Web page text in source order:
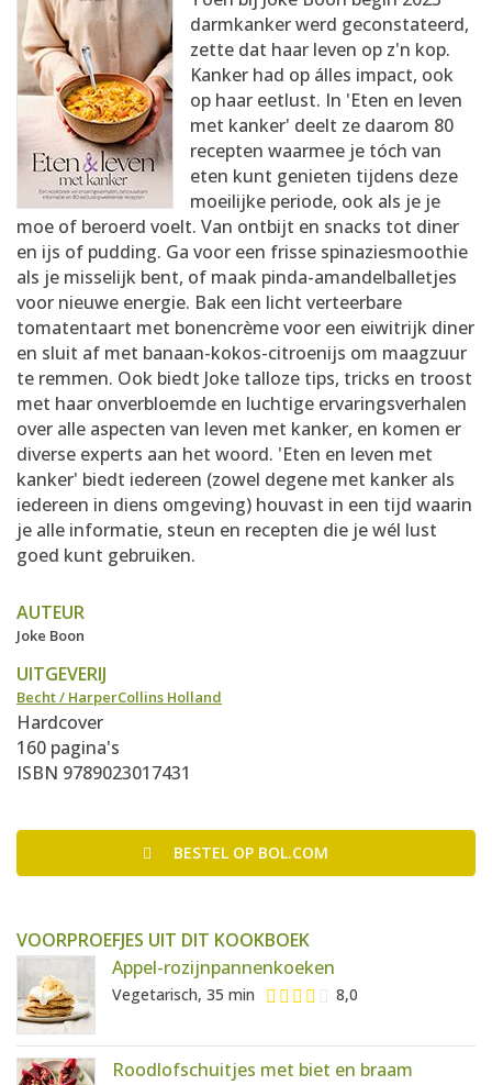
AANMELDEN
RECEPTEN
WEEKMENU'S
KOOKBOEKEN
darmkanker werd geconstateerd,
zette dat haar leven op z'n kop.
Kanker had op álles impact, ook
op haar eetlust. In 'Eten en leven
met kanker' deelt ze daarom 80
recepten waarmee je tóch van
eten kunt genieten tijdens deze
moeilijke periode, ook als je je
moe of beroerd voelt. Van ontbijt en snacks tot diner
en ijs of pudding. Ga voor een frisse spinaziesmoothie
als je misselijk bent, of maak pinda-amandelballetjes
voor nieuwe energie. Bak een licht verteerbare
tomatentaart met bonencrème voor een eiwitrijk diner
en sluit af met banaan-kokos-citroenijs om maagzuur
te remmen. Ook biedt Joke talloze tips, tricks en troost
met haar onverbloemde en luchtige ervaringsverhalen
over alle aspecten van leven met kanker, en komen er
diverse experts aan het woord. 'Eten en leven met
kanker' biedt iedereen (zowel degene met kanker als
iedereen in diens omgeving) houvast in een tijd waarin
je alle informatie, steun en recepten die je wél lust
goed kunt gebruiken.
AUTEUR
Joke Boon
UITGEVERIJ
Becht / HarperCollins Holland
Hardcover
160 pagina's
ISBN 9789023017431
BESTEL OP BOL.COM
VOORPROEFJES UIT DIT KOOKBOEK
Appel-rozijnpannenkoeken
Vegetarisch, 35 min 8,0
Roodlofschuitjes met biet en braam